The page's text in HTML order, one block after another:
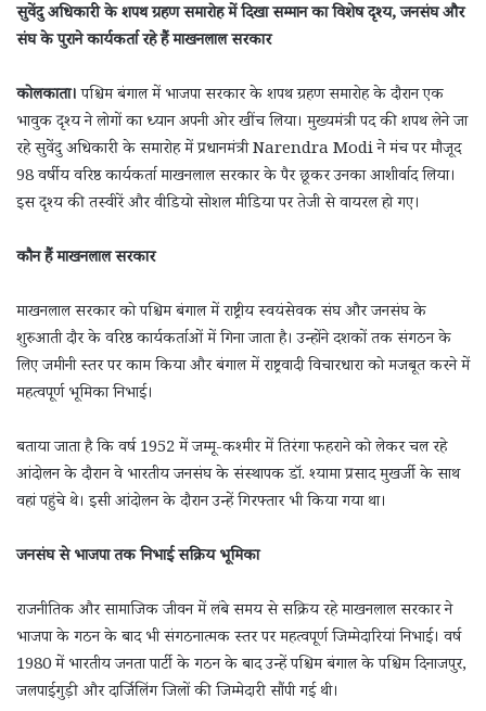
सुवेंदु अधिकारी के शपथ ग्रहण समारोह में दिखा सम्मान का विशेष दृश्य, जनसंघ और
संघ के पुराने कार्यकर्ता रहे हैं माखनलाल सरकार
कोलकाता।पश्चिम बंगाल में भाजपा सरकार के शपथ ग्रहण समारोह के दौरान एक
भावुक दृश्य ने लोगों का ध्यान अपनी ओर खींच लिया। मुख्यमंत्री पद की शपथ लेने जा
रहे सुवेंदु अधिकारी के समारोह में प्रधानमंत्री Narendra Modi ने मंच पर मौजूद
98 वर्षीय वरिष्ठ कार्यकर्ता माखनलाल सरकार के पैर छूकर उनका आशीर्वाद लिया।
इस दृश्य की तस्वीरें और वीडियो सोशल मीडिया पर तेजी से वायरल हो गए।
कौन हैं माखनलाल सरकार
माखनलाल सरकार को पश्चिम बंगाल में राष्ट्रीय स्वयंसेवक संघ और जनसंघ के
शुरुआती दौर के वरिष्ठ कार्यकर्ताओं में गिना जाता है। उन्होंने दशकों तक संगठन के
लिए जमीनी स्तर पर काम किया और बंगाल में राष्ट्रवादी विचारधारा को मजबूत करने में
महत्वपूर्ण भूमिका निभाई।
बताया जाता है कि वर्ष 1952 में जम्मू-कश्मीर में तिरंगा फहराने को लेकर चल रहे
आंदोलन के दौरान वे भारतीय जनसंघ के संस्थापक डॉ. श्यामा प्रसाद मुखर्जी के साथ
वहां पहुंचे थे। इसी आंदोलन के दौरान उन्हें गिरफ्तार भी किया गया था।
जनसंघ से भाजपा तक निभाई सक्रिय भूमिका
राजनीतिक और सामाजिक जीवन में लंबे समय से सक्रिय रहे माखनलाल सरकार ने
भाजपा के गठन के बाद भी संगठनात्मक स्तर पर महत्वपूर्ण जिम्मेदारियां निभाईं। वर्ष
1980 में भारतीय जनता पार्टी के गठन के बाद उन्हें पश्चिम बंगाल के पश्चिम दिनाजपुर,
जलपाईगुड़ी और दार्जिलिंग जिलों की जिम्मेदारी सौंपी गई थी।